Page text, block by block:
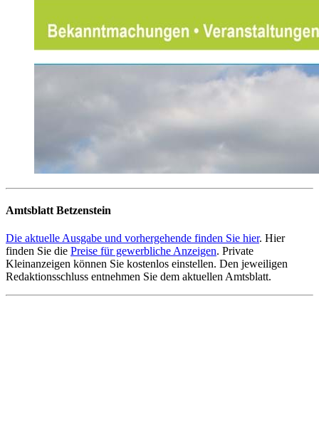
Amtsblatt Betzenstein
Die aktuelle Ausgabe und vorhergehende finden Sie hier. Hier
finden Sie die Preise für gewerbliche Anzeigen. Private
Kleinanzeigen können Sie kostenlos einstellen. Den jeweiligen
Redaktionsschluss entnehmen Sie dem aktuellen Amtsblatt.